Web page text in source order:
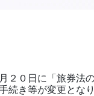
２０日に「旅券法
続き等が変更となり